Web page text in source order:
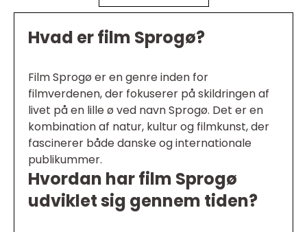
Hvad er film Sprogø?
Film Sprogø er en genre inden for
filmverdenen, der fokuserer på skildringen af
livet på en lille ø ved navn Sprogø. Det er en
kombination af natur, kultur og filmkunst, der
fascinerer både danske og internationale
publikummer.
Hvordan har film Sprogø
udviklet sig gennem tiden?